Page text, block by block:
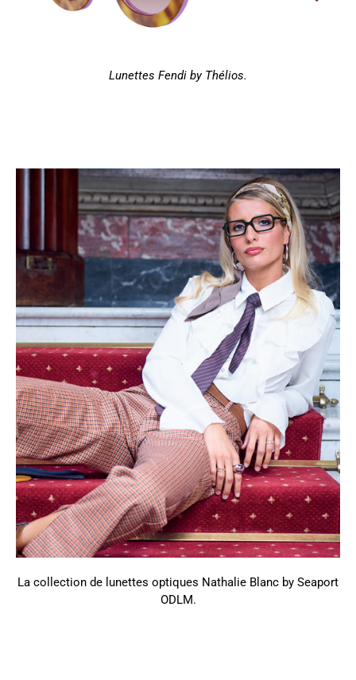
Lunettes Fendi by Thélios.
La collection de lunettes optiques Nathalie Blanc by Seaport
ODLM.